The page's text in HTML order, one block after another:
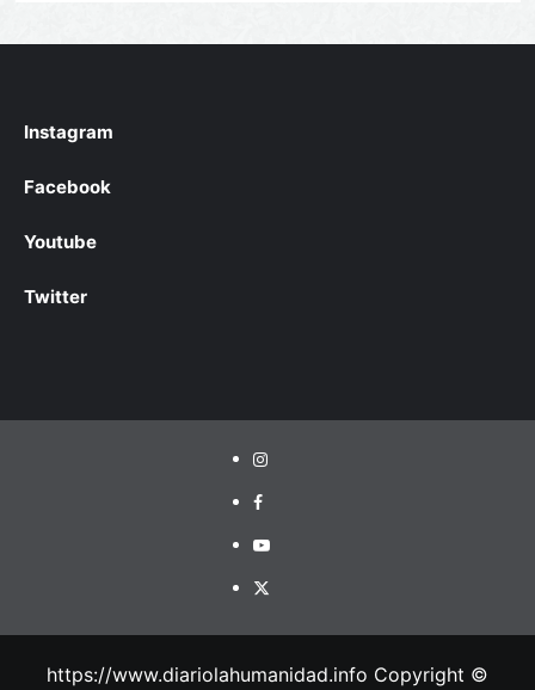
Instagram
Facebook
Youtube
Twitter
https://www.diariolahumanidad.info Copyright ©